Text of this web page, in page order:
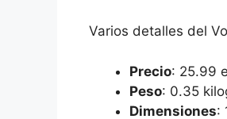
Varios detalles del
Precio: 25.99
Peso: 0.35
Dimensiones: